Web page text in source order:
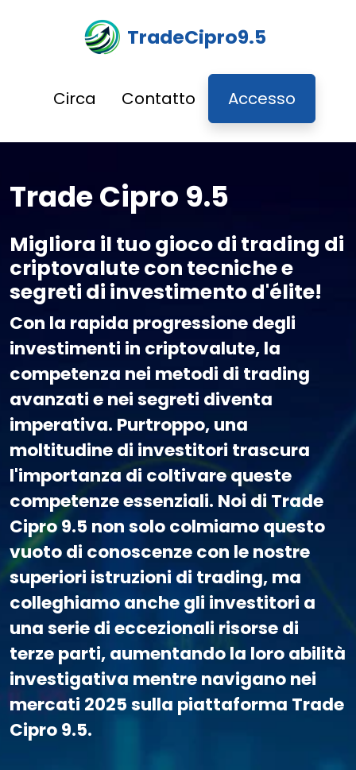
TradeCipro9.5
Circa Contatto Accesso
Trade Cipro 9.5
Migliora il tuo gioco di trading di
criptovalute con tecniche e
segreti di investimento d'élite!
Con la rapida progressione degli
investimenti in criptovalute, la
competenza nei metodi di trading
avanzati e nei segreti diventa
imperativa. Purtroppo, una
moltitudine di investitori trascura
l'importanza di coltivare queste
competenze essenziali. Noi di Trade
Cipro 9.5 non solo colmiamo questo
vuoto di conoscenze con le nostre
superiori istruzioni di trading, ma
colleghiamo anche gli investitori a
una serie di eccezionali risorse di
terze parti, aumentando la loro abilità
investigativa mentre navigano nei
mercati 2025 sulla piattaforma Trade
Cipro 9.5.